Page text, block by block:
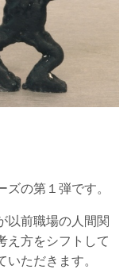
の第１弾です。
以前職場の人間関
え方をシフトして
ただきます。